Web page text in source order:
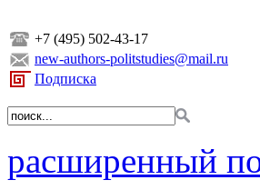
+7 (495) 502-43-17
new-authors-politstudies@mail.ru
Подписка
расширенный